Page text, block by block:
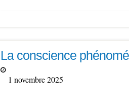
La conscience
1 novembre 2025